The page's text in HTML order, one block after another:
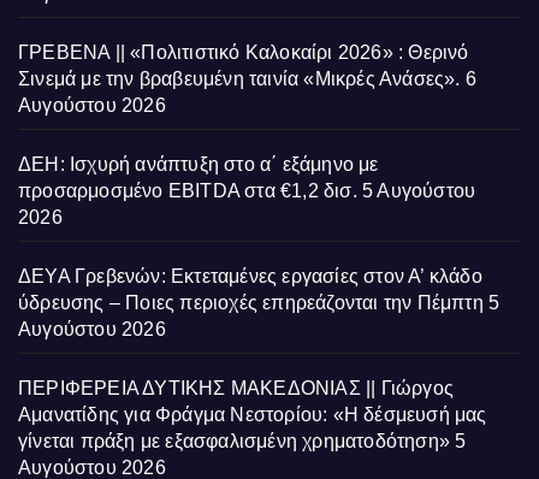
ΓΡΕΒΕΝΑ || «Πολιτιστικό Καλοκαίρι 2026» : Θερινό
Σινεμά με την βραβευμένη ταινία «Μικρές Ανάσες». 6
Αυγούστου 2026
ΔΕΗ: Ισχυρή ανάπτυξη στο α΄ εξάμηνο με
προσαρμοσμένο EBITDA στα €1,2 δισ. 5 Αυγούστου
2026
ΔΕΥΑ Γρεβενών: Εκτεταμένες εργασίες στον Α’ κλάδο
ύδρευσης – Ποιες περιοχές επηρεάζονται την Πέμπτη 5
Αυγούστου 2026
ΠΕΡΙΦΕΡΕΙΑ ΔΥΤΙΚΗΣ ΜΑΚΕΔΟΝΙΑΣ || Γιώργος
Αμανατίδης για Φράγμα Νεστορίου: «Η δέσμευσή μας
γίνεται πράξη με εξασφαλισμένη χρηματοδότηση» 5
Αυγούστου 2026